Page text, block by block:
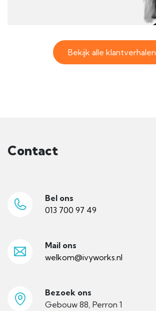
Bekijk alle klantverhalen
Contact
Bel ons
013 700 97 49
Mail ons
welkom@ivyworks.nl
Bezoek ons
Gebouw 88, Perron 1